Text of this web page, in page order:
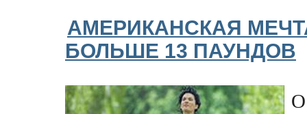
АМЕРИКАНСКАЯ
БОЛЬШЕ 13 ПАУНДОВ